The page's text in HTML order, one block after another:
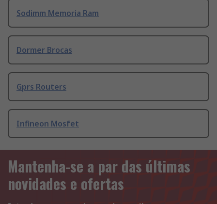
Sodimm Memoria Ram
Dormer Brocas
Gprs Routers
Infineon Mosfet
Mantenha-se a par das últimas
novidades e ofertas